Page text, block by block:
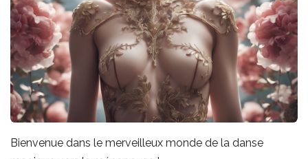
Bienvenue dans le merveilleux monde de la danse